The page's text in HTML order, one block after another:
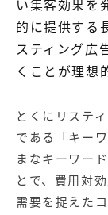
的に提供する
スティング広
くことが理想
とくにリステ
である「キー
まなキーワー
とで、費用対
需要を捉えた